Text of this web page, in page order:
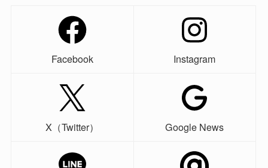
Facebook Instagram
X（Twitter） Google News